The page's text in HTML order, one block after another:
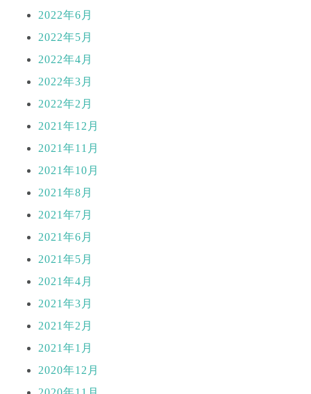
2022年6月
2022年5月
2022年4月
2022年3月
2022年2月
2021年12月
2021年11月
2021年10月
2021年8月
2021年7月
2021年6月
2021年5月
2021年4月
2021年3月
2021年2月
2021年1月
2020年12月